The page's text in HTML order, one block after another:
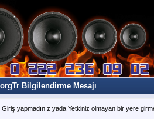
Bilgilendirme Mesajı
Giriş yapmadınız yada Yetkiniz olmayan bir yere